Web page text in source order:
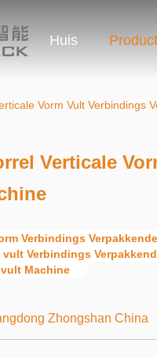
Huis
Vorm Vult Verbindings
Verticale
Verbindings
vult Verbindings
Machine
Zhongshan China